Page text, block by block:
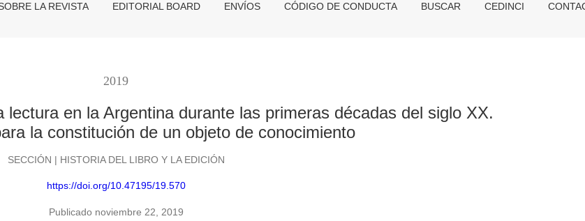
LA REVISTA EDITORIAL BOARD ENVÍOS CÓDIGO DE CONDUCTA BUSCAR CEDINCI
2019
en la Argentina durante las primeras décadas del siglo XX.
la constitución de un objeto de conocimiento
SECCIÓN | HISTORIA DEL LIBRO Y LA EDICIÓN
https://doi.org/10.47195/19.570
Publicado noviembre 22, 2019